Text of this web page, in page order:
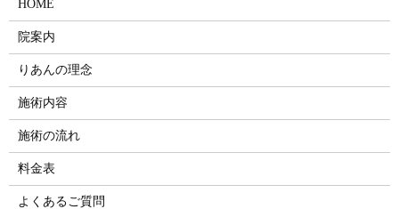
HOME
院案内
りあんの理念
施術内容
施術の流れ
料金表
よくあるご質問